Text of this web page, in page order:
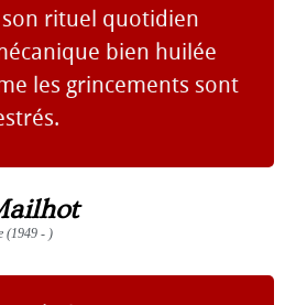
rituel quotidien
bien huilée
les grincements sont
(1949 - )